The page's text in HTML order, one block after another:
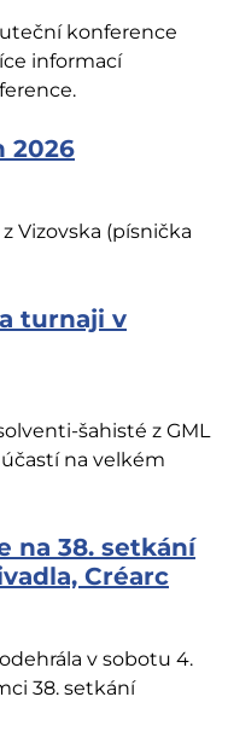
konference
informací
2026
Vizovska (písnička
turnaji v
šahisté z GML
účastí na velkém
na 38. setkání
Créarc
v sobotu 4.
38. setkání